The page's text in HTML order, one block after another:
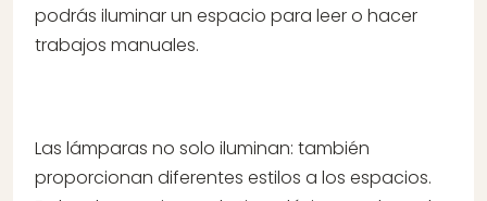
podrás iluminar un espacio para leer o hacer
trabajos manuales.
Las lámparas no solo iluminan: también
proporcionan diferentes estilos a los espacios.